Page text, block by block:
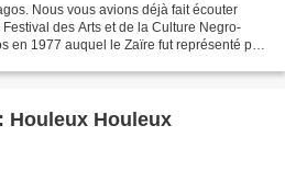
Nous vous avions déjà fait écouter
des Arts et de la Culture Negro-
en 1977 auquel le Zaïre fut représenté par
Houleux Houleux